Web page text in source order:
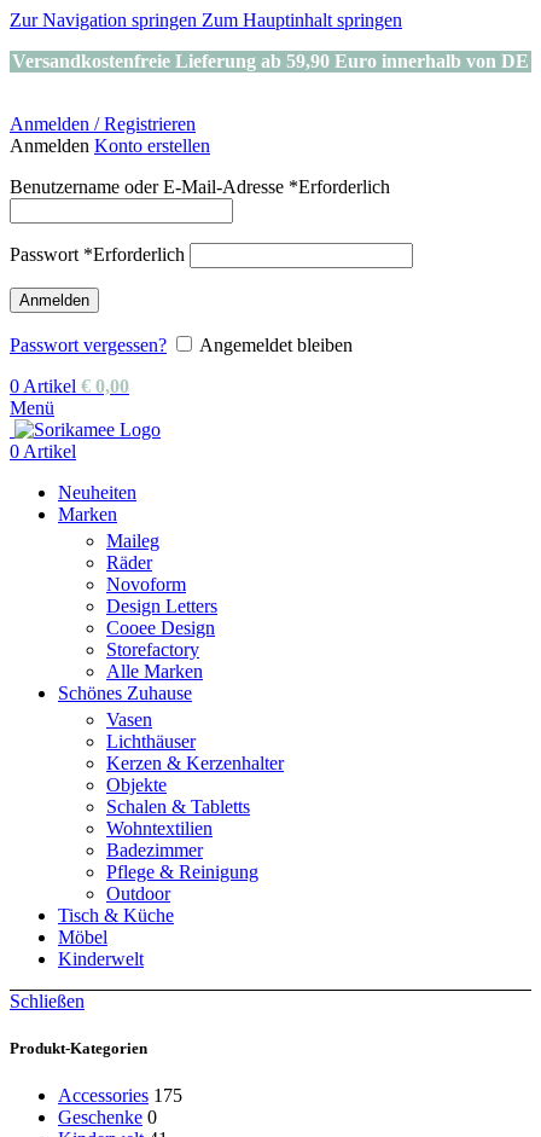
Zur Navigation springen Zum Hauptinhalt springen
Versandkostenfreie Lieferung ab 59,90 Euro innerhalb von DE
Anmelden / Registrieren
Anmelden Konto erstellen
Benutzername oder E-Mail-Adresse *Erforderlich
Passwort *Erforderlich
Anmelden
Passwort vergessen?
Angemeldet bleiben
0 Artikel € 0,00
Menü
0 Artikel
Neuheiten
Marken
Maileg
Räder
Novoform
Design Letters
Cooee Design
Storefactory
Alle Marken
Schönes Zuhause
Vasen
Lichthäuser
Kerzen & Kerzenhalter
Objekte
Schalen & Tabletts
Wohntextilien
Badezimmer
Pflege & Reinigung
Outdoor
Tisch & Küche
Möbel
Kinderwelt
Schließen
Produkt-Kategorien
Accessories 175
Geschenke 0